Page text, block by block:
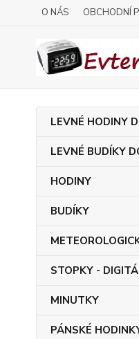
O NÁS OBCHODNÍ
LEVNÉ HODINY
LEVNÉ BUDÍKY
HODINY
BUDÍKY
STOPKY -
MINUTKY
PÁNSKÉ